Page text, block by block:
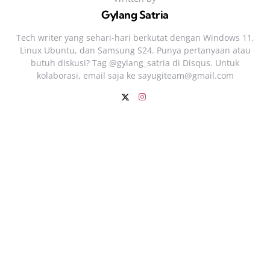
Gylang Satria
Tech writer yang sehari‑hari berkutat dengan Windows 11,
Linux Ubuntu, dan Samsung S24. Punya pertanyaan atau
butuh diskusi? Tag @gylang_satria di Disqus. Untuk
kolaborasi, email saja ke sayugiteam@gmail.com